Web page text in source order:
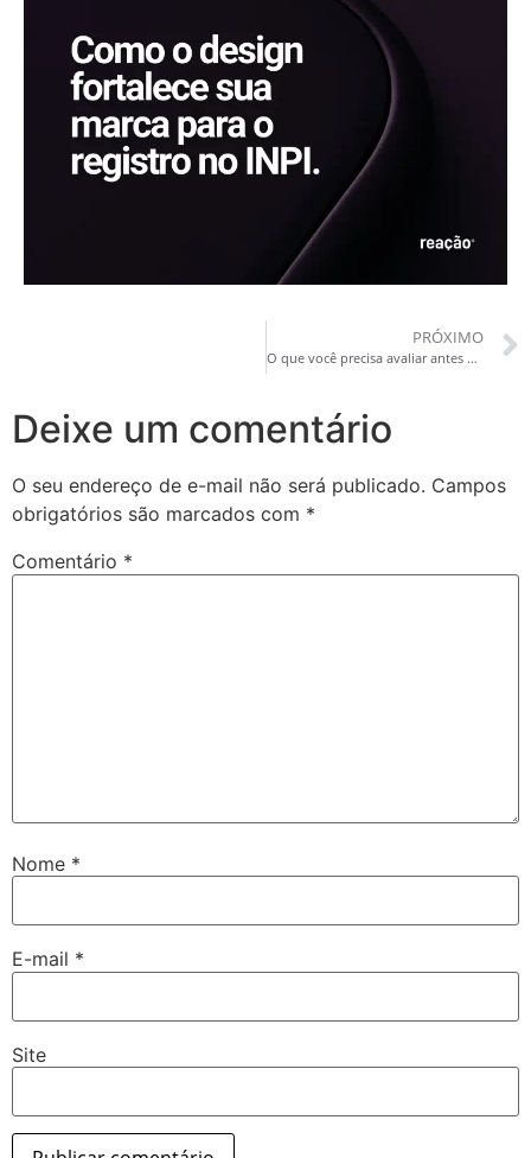
PRÓXIMO
O que você precisa avaliar antes de investir em uma Identidade Visual
Deixe um comentário
O seu endereço de e-mail não será publicado. Campos
obrigatórios são marcados com *
Comentário *
Nome *
E-mail *
Site